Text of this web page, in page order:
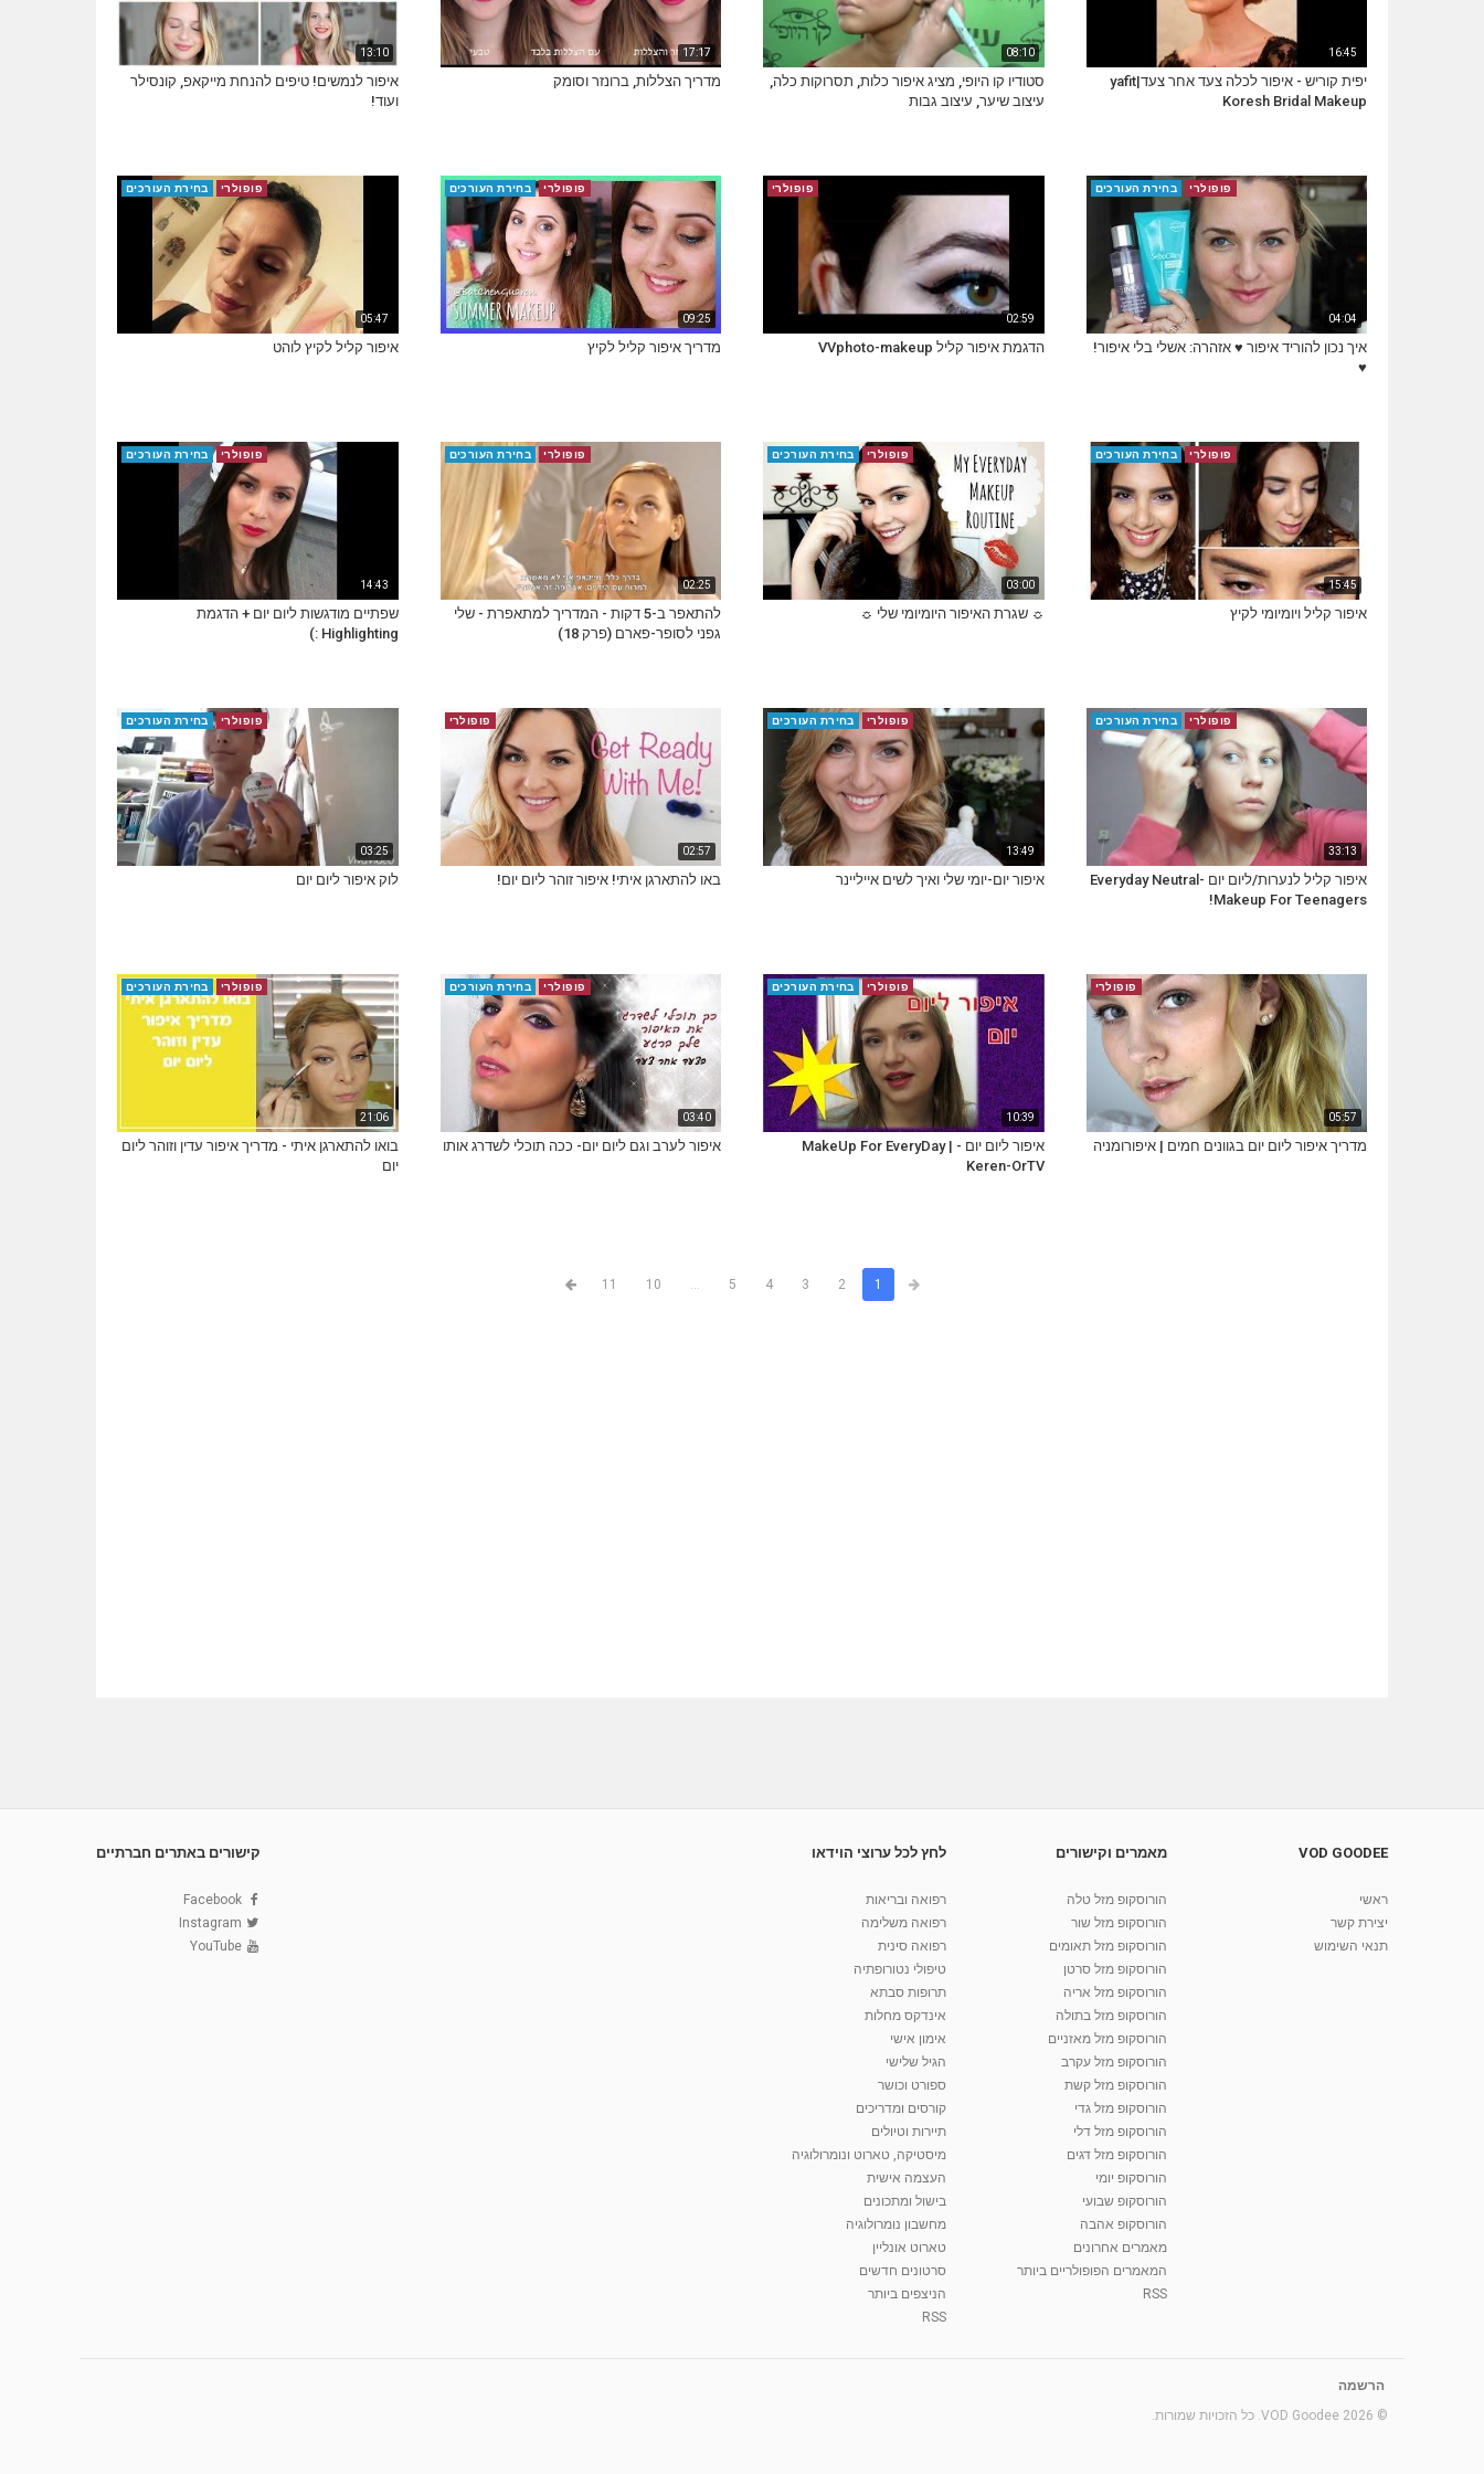
16:45
יפית קוריש - איפור לכלה צעד אחר צעד|yafit
Koresh Bridal Makeup
08:10
סטודיו קו היופי, מציג איפור כלות, תסרוקות כלה,
עיצוב שיער, עיצוב גבות
17:17
מדריך הצללות, ברונזר וסומק
13:10
איפור לנמשים! טיפים להנחת מייקאפ, קונסילר
ועוד!
04:04
פופולרי בחירת העורכים
איך נכון להוריד איפור ♥ אזהרה: אשלי בלי איפור!
♥
02:59
פופולרי
הדגמת איפור קליל VVphoto-makeup
09:25
פופולרי בחירת העורכים
מדריך איפור קליל לקיץ
05:47
פופולרי בחירת העורכים
איפור קליל לקיץ לוהט
15:45
פופולרי בחירת העורכים
איפור קליל ויומיומי לקיץ
03:00
פופולרי בחירת העורכים
☼ שגרת האיפור היומיומי שלי ☼
02:25
פופולרי בחירת העורכים
להתאפר ב-5 דקות - המדריך למתאפרת - שלי
גפני לסופר-פארם (פרק 18)
14:43
פופולרי בחירת העורכים
שפתיים מודגשות ליום יום + הדגמת
Highlighting :)
33:13
פופולרי בחירת העורכים
איפור קליל לנערות/ליום יום -Everyday Neutral
Makeup For Teenagers!
13:49
פופולרי בחירת העורכים
איפור יום-יומי שלי ואיך לשים אייליינר
02:57
פופולרי
באו להתארגן איתי! איפור זוהר ליום יום!
03:25
פופולרי בחירת העורכים
לוק איפור ליום יום
05:57
פופולרי
מדריך איפור ליום יום בגוונים חמים | איפורומניה
10:39
פופולרי בחירת העורכים
איפור ליום יום - MakeUp For EveryDay |
Keren-OrTV
03:40
פופולרי בחירת העורכים
איפור לערב וגם ליום יום- ככה תוכלי לשדרג אותו
21:06
פופולרי בחירת העורכים
בואו להתארגן איתי - מדריך איפור עדין וזוהר ליום
יום
1
2
3
4
5
...
10
11
VOD GOODEE
ראשי
יצירת קשר
תנאי השימוש
מאמרים וקישורים
הורוסקופ מזל טלה
הורוסקופ מזל שור
הורוסקופ מזל תאומים
הורוסקופ מזל סרטן
הורוסקופ מזל אריה
הורוסקופ מזל בתולה
הורוסקופ מזל מאזניים
הורוסקופ מזל עקרב
הורוסקופ מזל קשת
הורוסקופ מזל גדי
הורוסקופ מזל דלי
הורוסקופ מזל דגים
הורוסקופ יומי
הורוסקופ שבועי
הורוסקופ אהבה
מאמרים אחרונים
המאמרים הפופולריים ביותר
RSS
לחץ לכל ערוצי הוידאו
רפואה ובריאות
רפואה משלימה
רפואה סינית
טיפולי נטורופתיה
תרופות סבתא
אינדקס מחלות
אימון אישי
הגיל שלישי
ספורט וכושר
קורסים ומדריכים
תיירות וטיולים
מיסטיקה, טארוט ונומרולוגיה
העצמה אישית
בישול ומתכונים
מחשבון נומרולוגיה
טארוט אונליין
סרטונים חדשים
הניצפים ביותר
RSS
קישורים באתרים חברתיים
Facebook
Instagram
YouTube
הרשמה
© 2026 VOD Goodee. כל הזכויות שמורות.